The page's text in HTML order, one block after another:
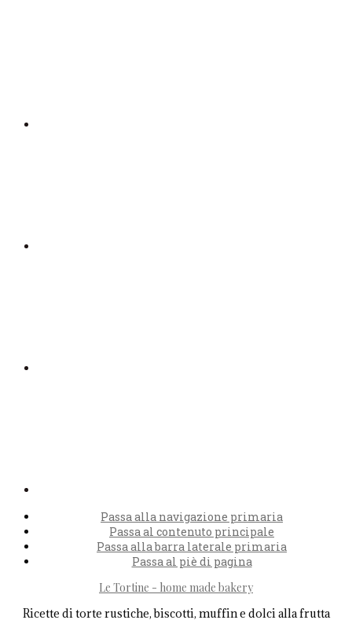
Passa alla navigazione primaria
Passa al contenuto principale
Passa alla barra laterale primaria
Passa al piè di pagina
Le Tortine - home made bakery
Ricette di torte rustiche, biscotti, muffin e dolci alla frutta